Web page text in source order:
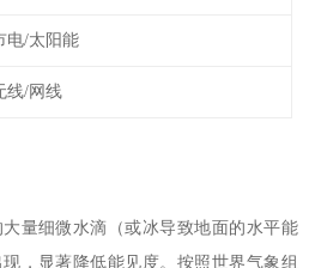
电/太阳能
线/网线
量细微水滴（或冰导致地面的水平能
，显著降低能见度。按照世界气象组